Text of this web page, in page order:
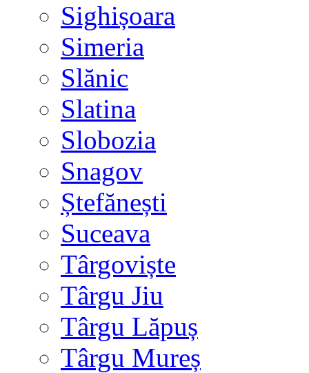
Sighișoara
Simeria
Slănic
Slatina
Slobozia
Snagov
Ștefănești
Suceava
Târgoviște
Târgu Jiu
Târgu Lăpuș
Târgu Mureș